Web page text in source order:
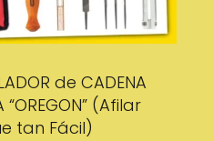
de CADENA
“OREGON” (Afilar
tan Fácil)